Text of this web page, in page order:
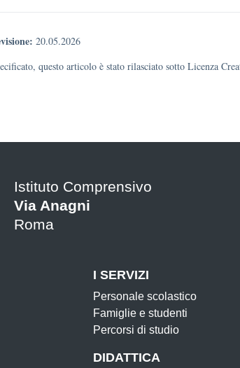
20.05.2026
questo articolo è stato rilasciato sotto Licenza
Istituto Comprensivo
Via Anagni
Roma
I SERVIZI
Personale scolastico
Famiglie e studenti
Percorsi di studio
DIDATTICA